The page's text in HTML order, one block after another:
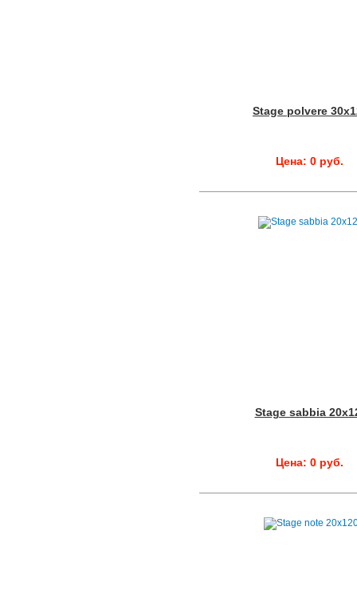
Stage polvere
Цена: 0 руб.
Stage sabbia
Цена: 0 руб.